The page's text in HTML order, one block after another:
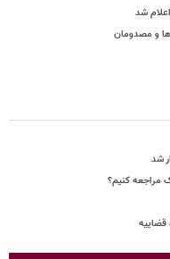
شد
و مصدومان
شد
مراجعه کنیم؟